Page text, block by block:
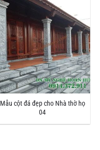
Mẫu cột đá đẹp cho Nhà thờ họ
04